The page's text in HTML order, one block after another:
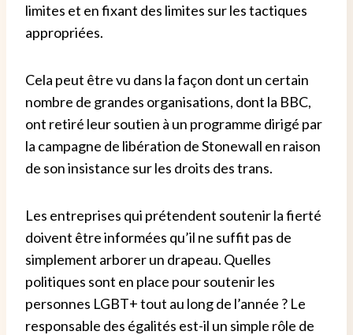
limites et en fixant des limites sur les tactiques
appropriées.
Cela peut être vu dans la façon dont un certain
nombre de grandes organisations, dont la BBC,
ont retiré leur soutien à un programme dirigé par
la campagne de libération de Stonewall en raison
de son insistance sur les droits des trans.
Les entreprises qui prétendent soutenir la fierté
doivent être informées qu’il ne suffit pas de
simplement arborer un drapeau. Quelles
politiques sont en place pour soutenir les
personnes LGBT+ tout au long de l’année ? Le
responsable des égalités est-il un simple rôle de